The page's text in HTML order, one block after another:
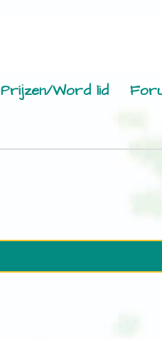
Prijzen/Word lid